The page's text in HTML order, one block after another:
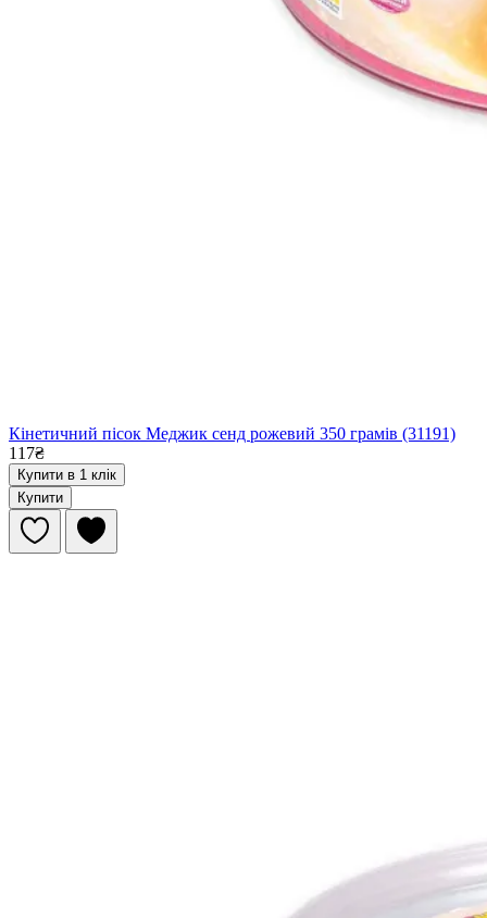
Кінетичний пісок Меджик сенд рожевий 350 грамів (31191)
117₴
Купити в 1 клік
Купити